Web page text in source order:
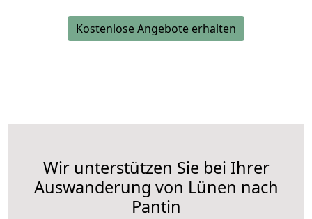
Kostenlose Angebote erhalten
Wir unterstützen Sie bei Ihrer
Auswanderung von Lünen nach
Pantin